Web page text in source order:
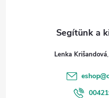
Lenka Krišandová
eshop@